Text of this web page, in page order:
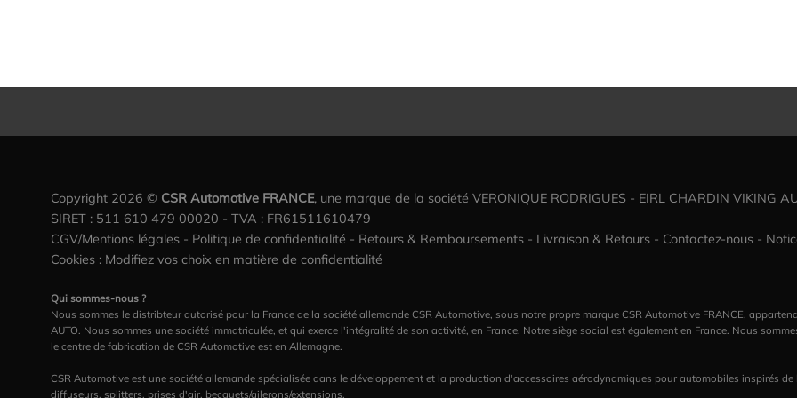
Copyright 2026 © CSR Automotive FRANCE, une marque de la société VERONIQUE RODRIGUES - EIRL CHARDIN VIKING
SIRET : 511 610 479 00020 - TVA : FR61511610479
CGV/Mentions légales - Politique de confidentialité - Retours & Remboursements - Livraison & Retours - Contactez-nous -
Cookies : Modifiez vos choix en matière de confidentialité
Qui sommes-nous ?
Nous sommes le distribteur autorisé pour la France de la société allemande CSR Automotive, sous notre propre marque CSR Automotive FRANCE,
AUTO. Nous sommes une société immatriculée, et qui exerce l'intégralité de son activité, en France. Notre siège social est également en France. Nous
le centre de fabrication de CSR Automotive est en Allemagne.
CSR Automotive est une société allemande spécialisée dans le développement et la production d'accessoires aérodynamiques pour automobiles inspirés
diffuseurs, splitters, prises d'air, becquets/ailerons/extensions.